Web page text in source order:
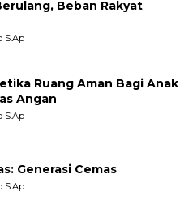
Beban Rakyat
S.Ap
Ruang Aman Bagi Anak
Angan
S.Ap
Generasi Cemas
S.Ap